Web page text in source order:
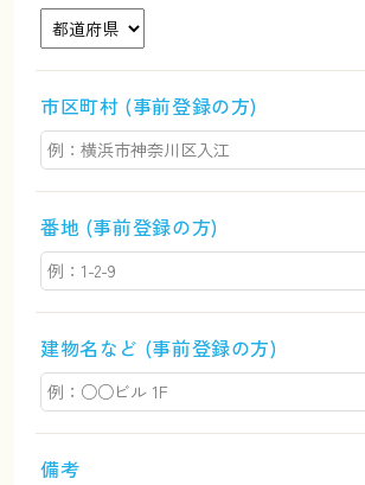
市区町村 (事前登録の方)
番地 (事前登録の方)
建物名など (事前登録の方)
備考